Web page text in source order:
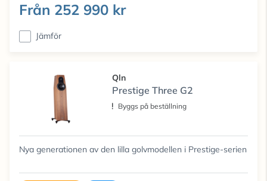
Från 252 990 kr
Jämför
Qln
Prestige Three G2
Byggs på beställning
Nya generationen av den lilla golvmodellen i Prestige-serien